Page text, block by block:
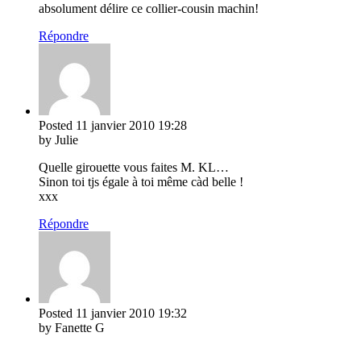
absolument délire ce collier-cousin machin!
Répondre
Posted 11 janvier 2010 19:28
by Julie
Quelle girouette vous faites M. KL…
Sinon toi tjs égale à toi même càd belle !
xxx
Répondre
Posted 11 janvier 2010 19:32
by Fanette G